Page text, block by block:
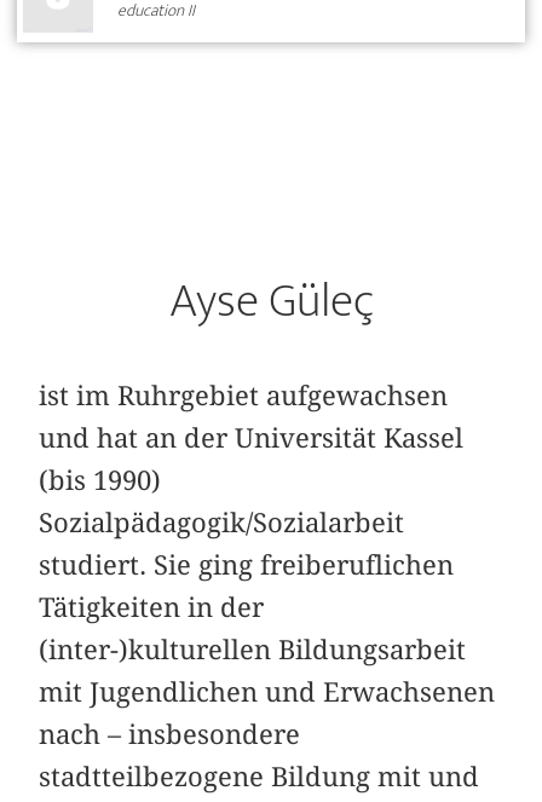
education II
Ayse Güleç
ist im Ruhrgebiet aufgewachsen
und hat an der Universität Kassel
(bis 1990)
Sozialpädagogik/Sozialarbeit
studiert. Sie ging freiberuflichen
Tätigkeiten in der
(inter-)kulturellen Bildungsarbeit
mit Jugendlichen und Erwachsenen
nach – insbesondere
stadtteilbezogene Bildung mit und